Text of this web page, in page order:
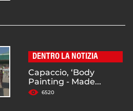
DENTRO LA NOTIZIA
Capaccio, ‘Body
Painting - Made...
6520